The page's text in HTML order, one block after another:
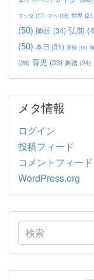
ブッダ (17) マペ (18) 世界
(50) 師匠 (34) 弘前
(50) 本日 (31) 津軽(16)
(28) 育児 (33) 舞踏 (24)
メタ情報
ログイン
投稿フィード
コメントフィード
WordPress.org